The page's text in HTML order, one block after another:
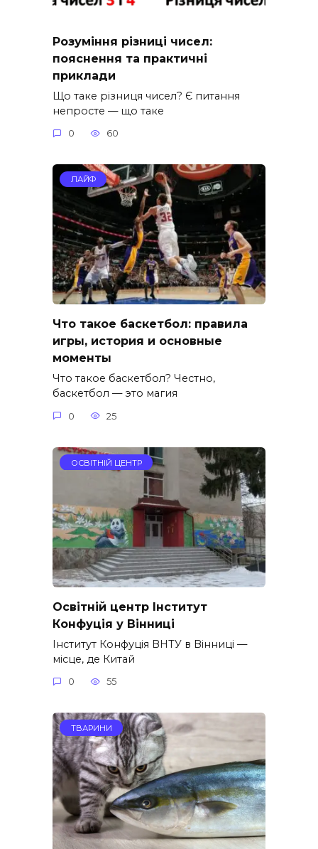
Розуміння різниці чисел:
пояснення та практичні
приклади
Що таке різниця чисел? Є питання
непросте — що таке
0 60
ЛАЙФ
Что такое баскетбол: правила
игры, история и основные
моменты
Что такое баскетбол? Честно,
баскетбол — это магия
0 25
ОСВІТНІЙ ЦЕНТР
Освітній центр Інститут
Конфуція у Вінниці
Інститут Конфуція ВНТУ в Вінниці —
місце, де Китай
0 55
ТВАРИНИ